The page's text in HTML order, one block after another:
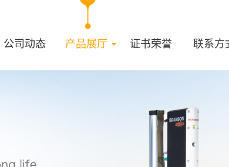
公司动态 产品展厅 证书荣誉 联系方